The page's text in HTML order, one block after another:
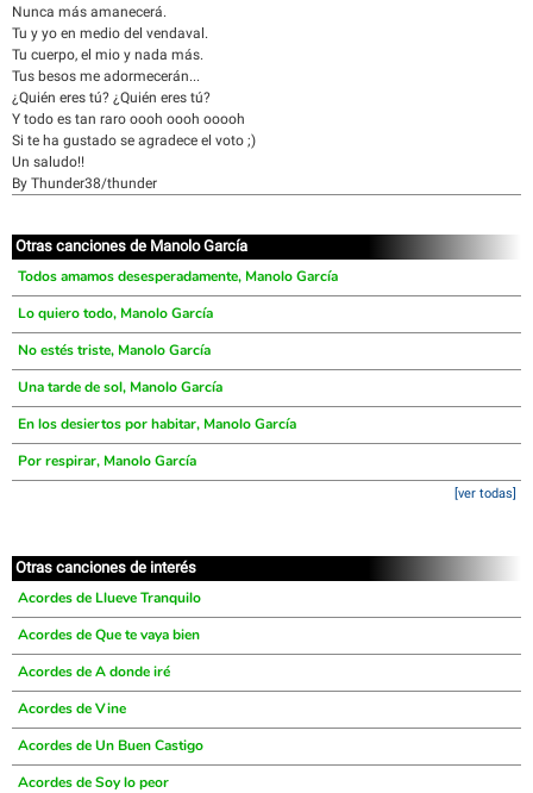
Nunca más amanecerá.
Tu y yo en medio del vendaval.
Tu cuerpo, el mio y nada más.
Tus besos me adormecerán...
¿Quién eres tú? ¿Quién eres tú?
Y todo es tan raro oooh oooh ooooh
Si te ha gustado se agradece el voto ;)
Un saludo!!
By Thunder38/thunder
Otras canciones de Manolo García
Todos amamos desesperadamente, Manolo García
Lo quiero todo, Manolo García
No estés triste, Manolo García
Una tarde de sol, Manolo García
En los desiertos por habitar, Manolo García
Por respirar, Manolo García
[ver todas]
Otras canciones de interés
Acordes de Llueve Tranquilo
Acordes de Que te vaya bien
Acordes de A donde iré
Acordes de Vine
Acordes de Un Buen Castigo
Acordes de Soy lo peor